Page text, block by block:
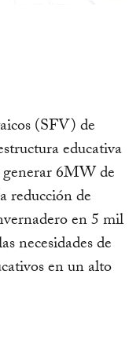
(SFV) de
educativa
6MW de
reducción de
en 5 mil
necesidades de
en un alto